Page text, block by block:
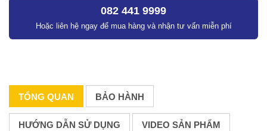
082 441 9999
Hoặc liên hệ ngay để mua hàng và nhận tư vấn miễn phí
TỔNG QUAN BẢO HÀNH
HƯỚNG DẪN SỬ DỤNG VIDEO SẢN PHẨM